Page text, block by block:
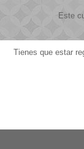
Este
Tienes que estar